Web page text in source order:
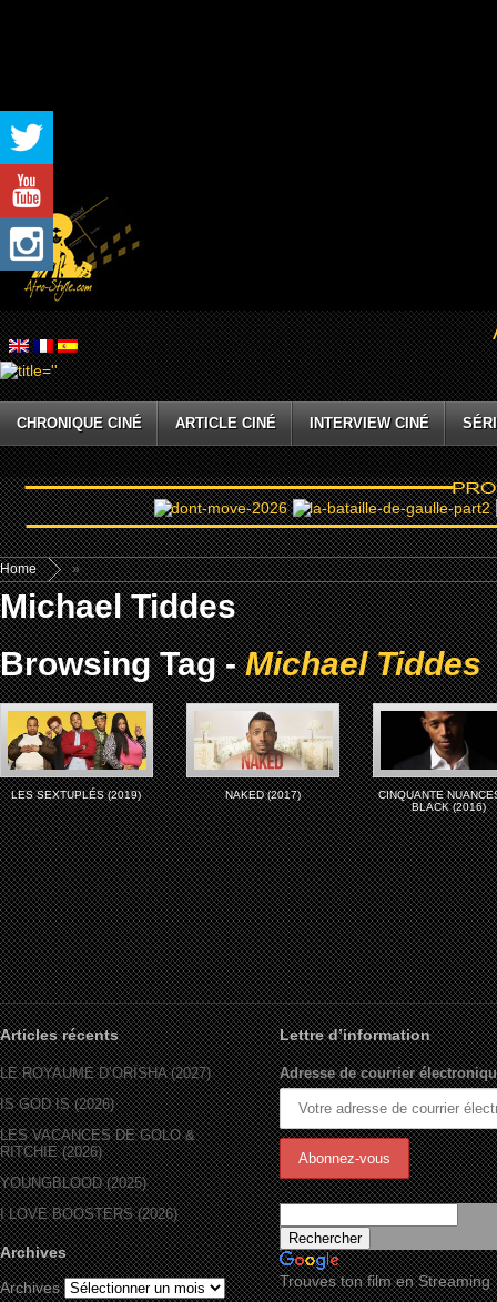
CHRONIQUE CINÉ ARTICLE CINÉ INTERVIEW CINÉ
Home »
Michael Tiddes
Browsing Tag -Michael Tiddes
LES SEXTUPLÉS (2019) NAKED (2017)
CINQUANTE
BLACK (2016)
Articles récents
LE ROYAUME D’ORÏSHA (2027)
IS GOD IS (2026)
LES VACANCES DE GOLO &
RITCHIE (2026)
YOUNGBLOOD (2025)
I LOVE BOOSTERS (2026)
Archives
Archives
Lettre d’information
Adresse de courrier
Trouves ton film en Streaming